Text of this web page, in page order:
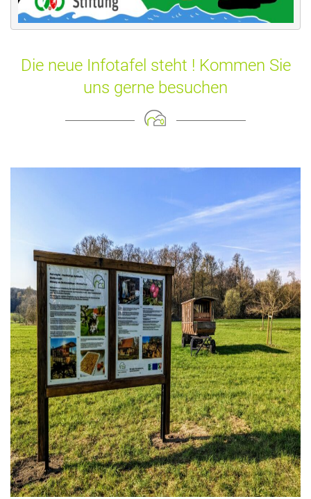
Die neue Infotafel steht ! Kommen Sie
uns gerne besuchen